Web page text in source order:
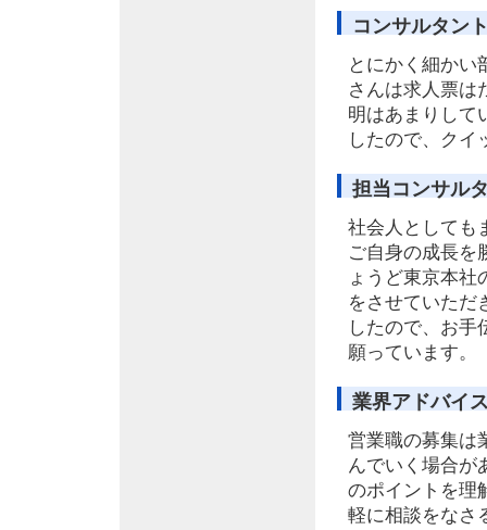
コンサルタン
とにかく細かい
さんは求人票は
明はあまりして
したので、クイ
担当コンサル
社会人としても
ご自身の成長を
ょうど東京本社
をさせていただ
したので、お手
願っています。
業界アドバイ
営業職の募集は
んでいく場合が
のポイントを理
軽に相談をなさ